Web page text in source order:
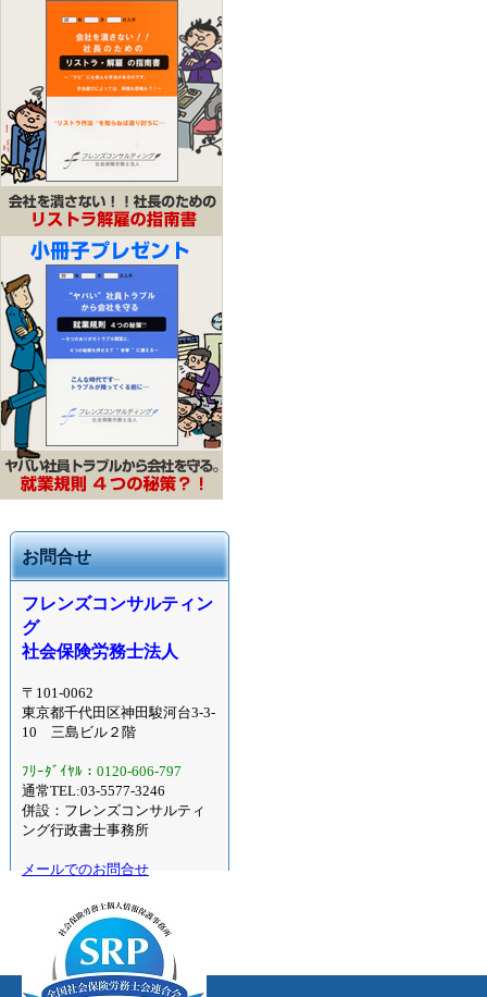
お問合せ
フレンズコンサルティン
グ
社会保険労務士法人
〒101-0062
東京都千代田区神田駿河台3-3-
10 三島ビル２階
ﾌﾘｰﾀﾞｲﾔﾙ：0120-606-797
通常TEL:03-5577-3246
併設：フレンズコンサルティ
ング行政書士事務所
メールでのお問合せ